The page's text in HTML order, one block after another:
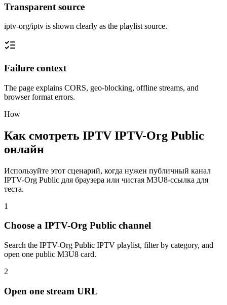
Transparent source
iptv-org/iptv is shown clearly as the playlist source.
Failure context
The page explains CORS, geo-blocking, offline streams, and
browser format errors.
How
Как смотреть IPTV IPTV-Org Public
онлайн
Используйте этот сценарий, когда нужен публичный канал
IPTV-Org Public для браузера или чистая M3U8-ссылка для
теста.
1
Choose a IPTV-Org Public channel
Search the IPTV-Org Public IPTV playlist, filter by category, and
open one public M3U8 card.
2
Open one stream URL